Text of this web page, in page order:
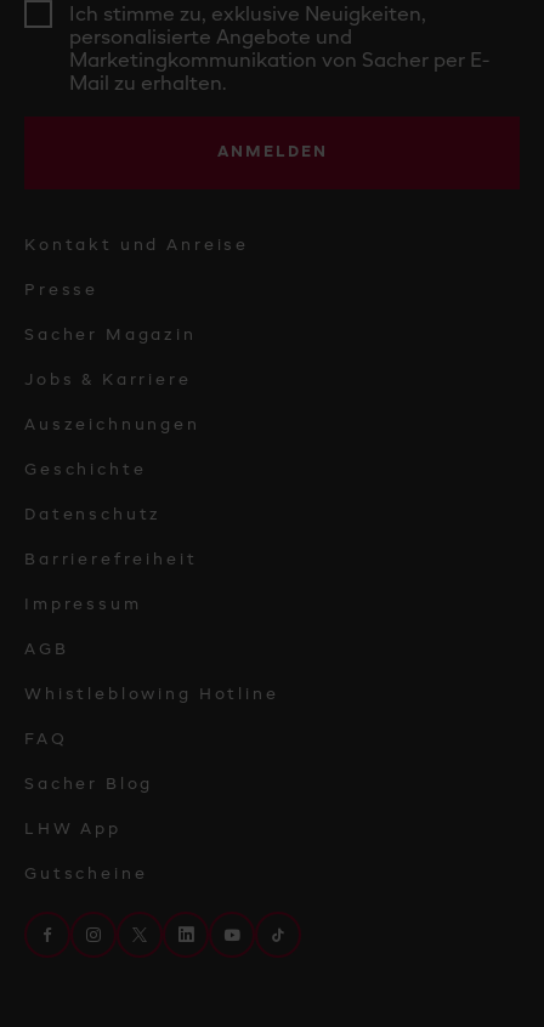
Ich stimme zu, exklusive Neuigkeiten,
personalisierte Angebote und
Marketingkommunikation von Sacher per E-
Mail zu erhalten.
ANMELDEN
Kontakt und Anreise
Presse
Sacher Magazin
Jobs & Karriere
Auszeichnungen
Geschichte
Datenschutz
Barrierefreiheit
Impressum
AGB
Whistleblowing Hotline
FAQ
Sacher Blog
LHW App
Gutscheine